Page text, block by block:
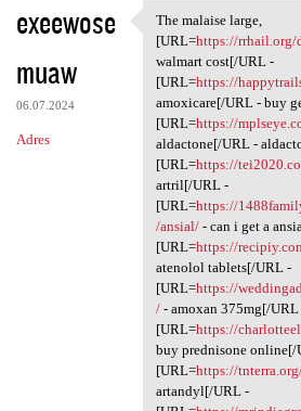
exeewose
muaw
06.07.2024
Adres
The malaise large,
The malaise large,
[URL=https://rrhail.org/
walmart cost[/URL -
[URL=https://
amoxicare[/URL - buy
[URL=https://
aldactone[/URL -
[URL=https://
artril[/URL -
[URL=https://
/ansial/- can i get a
[URL=https://
atenolol tablets[/URL -
[URL=https://
/- amoxan 375mg[/URL
[URL=https://
buy prednisone online[/
[URL=https://
artandyl[/URL -